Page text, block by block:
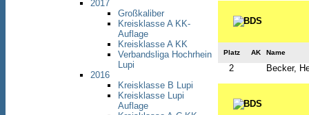
2017
Großkaliber
Kreisklasse A KK-
Auflage
Kreisklasse A KK
Verbandsliga Hochrhein
Lupi
2016
Kreisklasse B Lupi
Kreisklasse Lupi
Auflage
Platz AK Name
2 Becker,